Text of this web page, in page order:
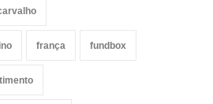
frança fundbox